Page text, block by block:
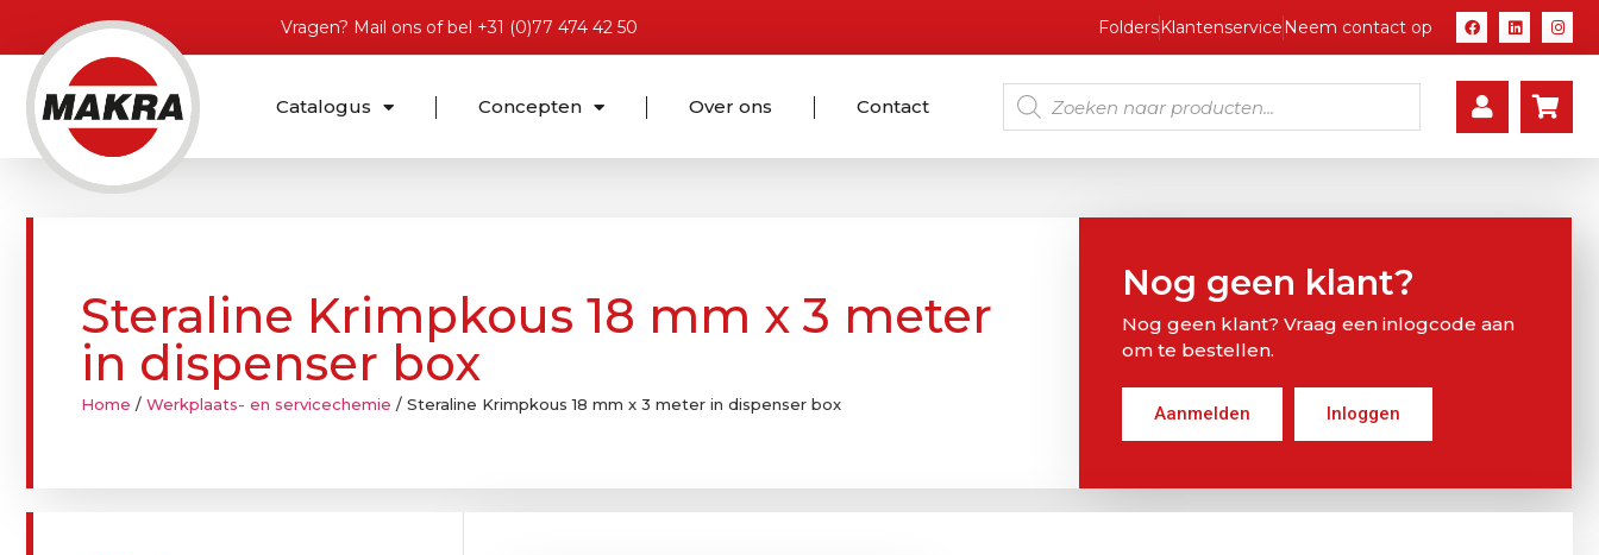
Vragen? Mail onsof bel +31 (0)77 474 42 50 FoldersKlantenservice Neem contact op
Catalogus Concepten Over ons Contact
Steraline Krimpkous 18 mm x 3 meter
in dispenser box
Home / Werkplaats- en servicechemie / Steraline Krimpkous 18 mm x 3 meter in dispenser box
Nog geen klant?
Nog geen klant? Vraag een inlogcode aan
om te bestellen.
Aanmelden Inloggen